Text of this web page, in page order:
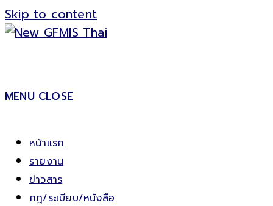
Skip to content
MENU CLOSE
หน้าแรก
รายงาน
ข่าวสาร
กฎ/ระเบียบ/หนังสือ